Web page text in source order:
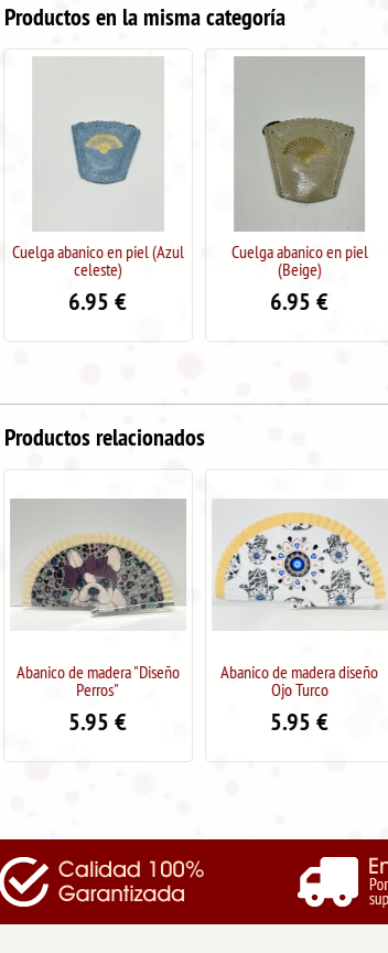
Productos en la misma categoría
Cuelga abanico en piel
(Beige)
6.95 €
Cuelga abanico en piel
(Granate)
6.95 €
Productos relacionados
Abanico de madera diseño
Ojo Turco
5.95 €
Abanico de madera diseño
Mandala
5.95 €